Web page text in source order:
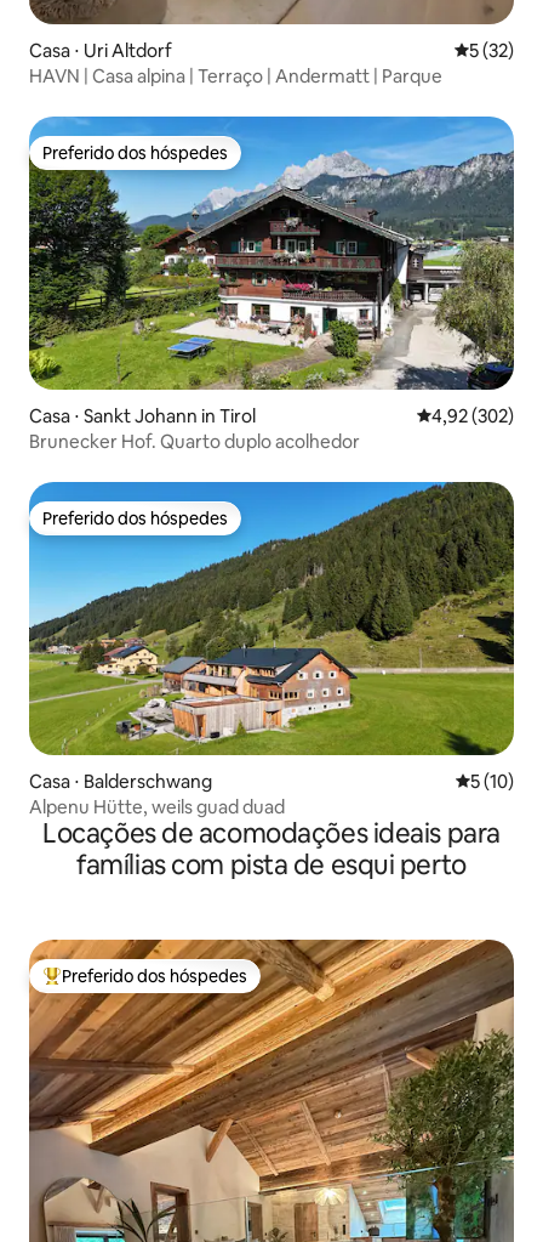
Casa ⋅ Uri Altdorf 5 de uma
5 (32)
HAVN | Casa alpina | Terraço | Andermatt | Parque
Preferido dos hóspedes
Preferido dos hóspedes
Casa ⋅ Sankt Johann in Tirol 4,92 de uma
4,92 (302)
Brunecker Hof. Quarto duplo acolhedor
Preferido dos hóspedes
Preferido dos hóspedes
Casa ⋅ Balderschwang 5 de uma
5 (10)
Alpenu Hütte, weils guad duad
Locações de acomodações ideais para
famílias com pista de esqui perto
Entre os melhores preferidos dos hóspedes
Preferido dos hóspedes